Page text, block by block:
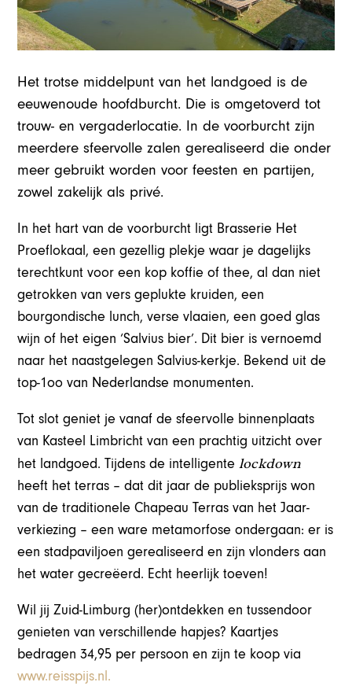
Het trotse middelpunt van het landgoed is de
eeuwenoude hoofdburcht. Die is omgetoverd tot
trouw- en vergaderlocatie. In de voorburcht zijn
meerdere sfeervolle zalen gerealiseerd die onder
meer gebruikt worden voor feesten en partijen,
zowel zakelijk als privé.
In het hart van de voorburcht ligt Brasserie Het
Proeflokaal, een gezellig plekje waar je dagelijks
terechtkunt voor een kop koffie of thee, al dan niet
getrokken van vers geplukte kruiden, een
bourgondische lunch, verse vlaaien, een goed glas
wijn of het eigen ‘Salvius bier’. Dit bier is vernoemd
naar het naastgelegen Salvius-kerkje. Bekend uit de
top-1oo van Nederlandse monumenten.
Tot slot geniet je vanaf de sfeervolle binnenplaats
van Kasteel Limbricht van een prachtig uitzicht over
het landgoed. Tijdens de intelligentelockdown
heeft het terras – dat dit jaar de publieksprijs won
van de traditionele Chapeau Terras van het Jaar-
verkiezing – een ware metamorfose ondergaan: er is
een stadpaviljoen gerealiseerd en zijn vlonders aan
het water gecreëerd. Echt heerlijk toeven!
Wil jij Zuid-Limburg (her)ontdekken en tussendoor
genieten van verschillende hapjes? Kaartjes
bedragen 34,95 per persoon en zijn te koop via
www.reisspijs.nl.